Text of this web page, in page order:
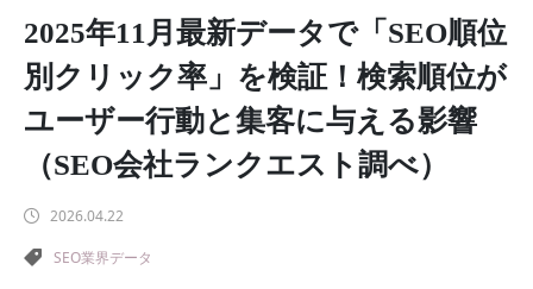
2025年11月最新データで「SEO順位
別クリック率」を検証！検索順位が
ユーザー行動と集客に与える影響
（SEO会社ランクエスト調べ）
2026.04.22
SEO業界データ